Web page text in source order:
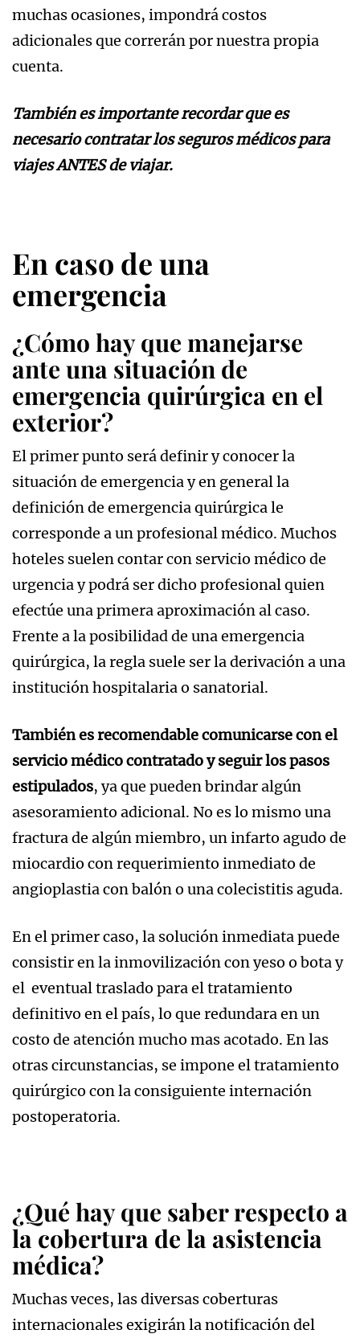
muchas ocasiones, impondrá costos
adicionales que correrán por nuestra propia
cuenta.
También es importante recordar que es
necesario contratar los seguros médicos para
viajes ANTES de viajar.
En caso de una
emergencia
¿Cómo hay que manejarse
ante una situación de
emergencia quirúrgica en el
exterior?
El primer punto será definir y conocer la
situación de emergencia y en general la
definición de emergencia quirúrgica le
corresponde a un profesional médico. Muchos
hoteles suelen contar con servicio médico de
urgencia y podrá ser dicho profesional quien
efectúe una primera aproximación al caso.
Frente a la posibilidad de una emergencia
quirúrgica, la regla suele ser la derivación a una
institución hospitalaria o sanatorial.
También es recomendable comunicarse con el
servicio médico contratado y seguir los pasos
estipulados, ya que pueden brindar algún
asesoramiento adicional. No es lo mismo una
fractura de algún miembro, un infarto agudo de
miocardio con requerimiento inmediato de
angioplastia con balón o una colecistitis aguda.
En el primer caso, la solución inmediata puede
consistir en la inmovilización con yeso o bota y
el eventual traslado para el tratamiento
definitivo en el país, lo que redundara en un
costo de atención mucho mas acotado. En las
otras circunstancias, se impone el tratamiento
quirúrgico con la consiguiente internación
postoperatoria.
¿Qué hay que saber respecto a
la cobertura de la asistencia
médica?
Muchas veces, las diversas coberturas
internacionales exigirán la notificación del